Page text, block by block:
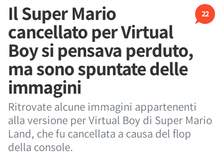
22
Il Super Mario
cancellato per Virtual
Boy si pensava perduto,
ma sono spuntate delle
immagini
Ritrovate alcune immagini appartenenti
alla versione per Virtual Boy di Super Mario
Land, che fu cancellata a causa del flop
della console.